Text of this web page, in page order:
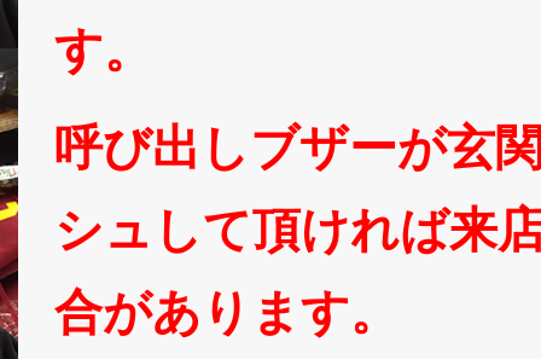
す。
呼び出しブザーが玄
シュして頂ければ来
合があります。